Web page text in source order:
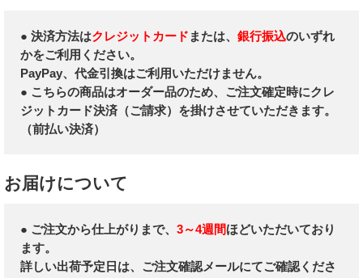
● 決済方法はクレジットカード または、 銀行振込のいずれ
かをご利用ください。
PayPay、代金引換はご利用いただけません。
● こちらの商品はオーダー品のため、ご注文確定時にクレ
ジットカード決済（ご請求）を掛けさせていただきます。
（前払い決済）
お届けについて
● ご注文から仕上がりまで、 3～4週間ほどいただいており
ます。
詳しい出荷予定日は、ご注文確認メールにてご確認くださ